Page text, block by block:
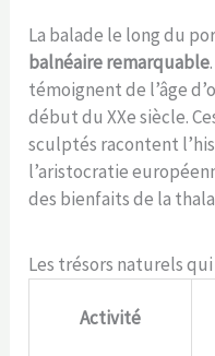
La balade le long du
balnéaire remarquable
témoignent de l’âge
début du XXe siècle.
sculptés racontent
l’aristocratie
des bienfaits de la
Les trésors naturels
Activité